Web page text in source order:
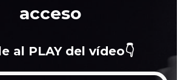
acceso
al PLAY del vídeo👇